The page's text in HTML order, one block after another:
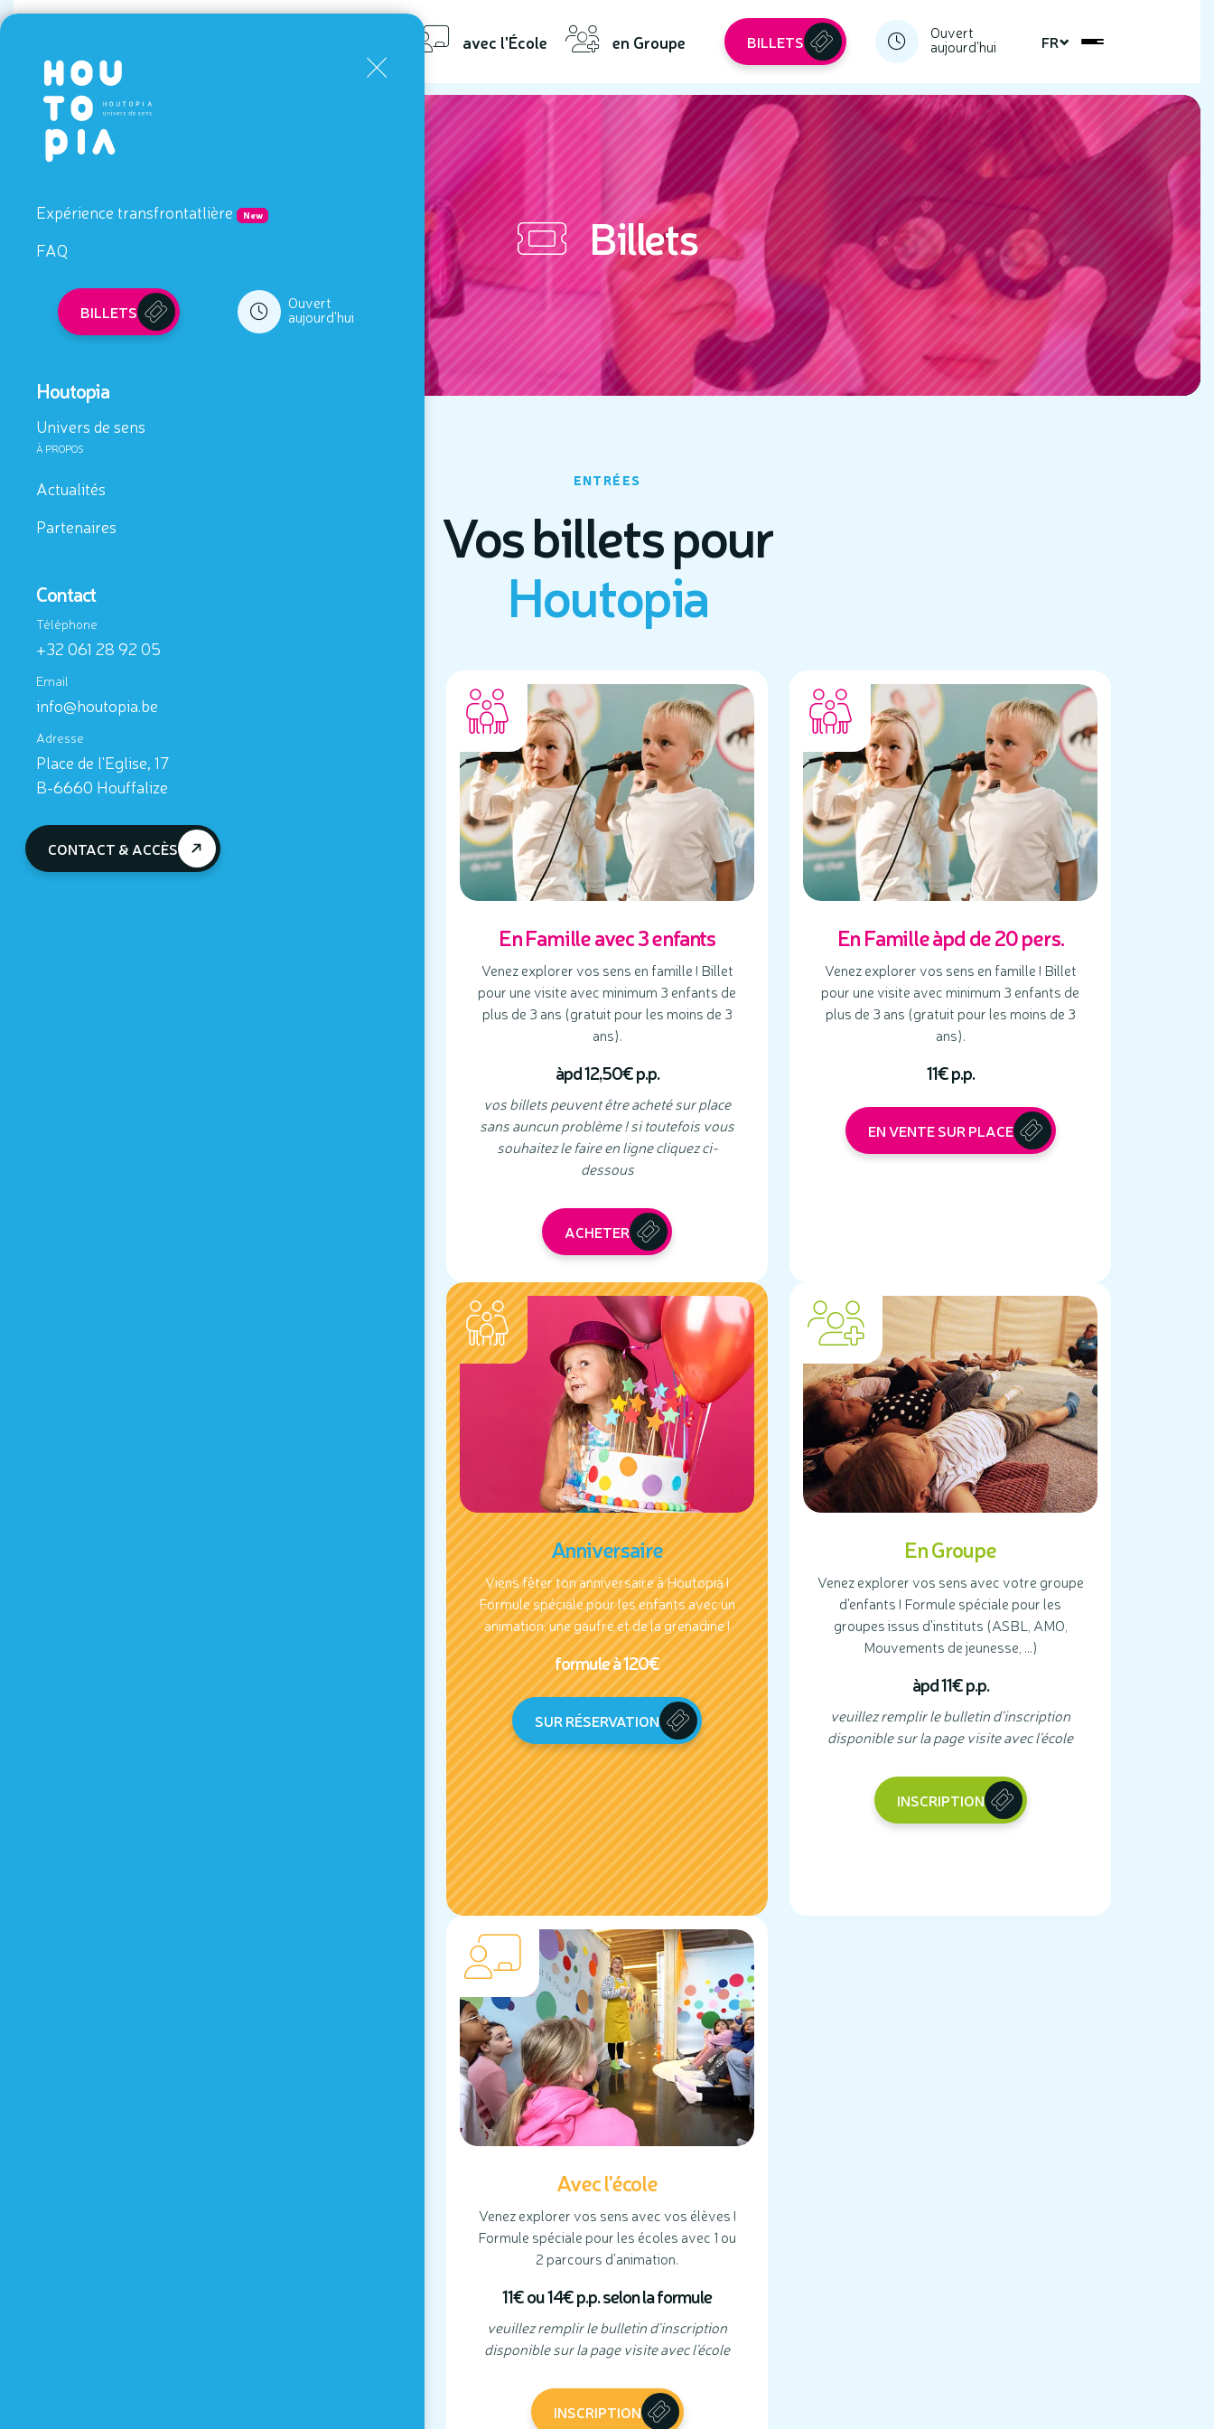
Expérience transfrontatlière New
FAQ
BILLETS Ouvert
aujourd'hui
Houtopia
Univers de sens
À PROPOS
Actualités
Partenaires
Contact
Téléphone
+32 061 28 92 05
Email
info@houtopia.be
Adresse
Place de l'Eglise, 17
B-6660 Houffalize
CONTACT & ACCÈS
avec l'École en Groupe BILLETS Ouvert
aujourd'hui FR
Billets
ENTRÉES
Vos billets pour
Houtopia
En Famille avec 3 enfants
Venez explorer vos sens en famille ! Billet
pour une visite avec minimum 3 enfants de
plus de 3 ans (gratuit pour les moins de 3
ans).
àpd 12,50€ p.p.
vos billets peuvent être acheté sur place
sans auncun problème ! si toutefois vous
souhaitez le faire en ligne cliquez ci-
dessous
ACHETER
En Famille àpd de 20 pers.
Venez explorer vos sens en famille ! Billet
pour une visite avec minimum 3 enfants de
plus de 3 ans (gratuit pour les moins de 3
ans).
11€ p.p.
EN VENTE SUR PLACE
Anniversaire
Viens fêter ton anniversaire à Houtopia !
Formule spéciale pour les enfants avec un
animation, une gaufre et de la grenadine !
formule à 120€
SUR RÉSERVATION
En Groupe
Venez explorer vos sens avec votre groupe
d'enfants ! Formule spéciale pour les
groupes issus d'instituts (ASBL, AMO,
Mouvements de jeunesse, …)
àpd 11€ p.p.
veuillez remplir le bulletin d'inscription
disponible sur la page visite avec l'école
INSCRIPTION
Avec l'école
Venez explorer vos sens avec vos élèves !
Formule spéciale pour les écoles avec 1 ou
2 parcours d'animation.
11€ ou 14€ p.p. selon la formule
veuillez remplir le bulletin d'inscription
disponible sur la page visite avec l'école
INSCRIPTION